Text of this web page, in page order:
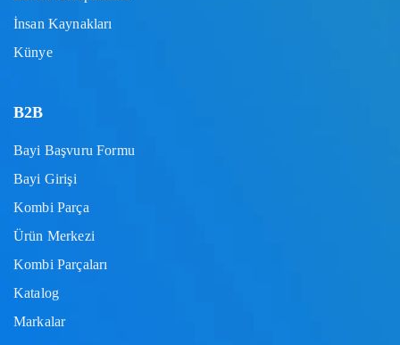
İnsan Kaynakları
Künye
B2B
Bayi Başvuru Formu
Bayi Girişi
Kombi Parça
Ürün Merkezi
Kombi Parçaları
Katalog
Markalar